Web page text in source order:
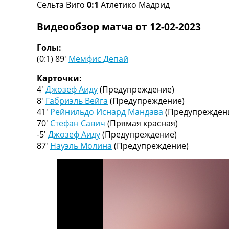
Турниры
Чемпионат Мира
Украина. Премьер-Лига
Лига Чемпионов
Англия. Премьер Лига
Испания. Ла Лига
Другие Турниры >>>
Таблицы
Таблицы групп Чемпионата Мира
Украина. Премьер-Лига
Украина. Первая Лига
Лига Чемпионов. Таблицы групп
Англия. Премьер-Лига
Сельта Виго 0:1 Атлетико Мадрид
Видеообзор матча от 12-02-2023
Голы:
(0:1) 89′ Мемфис Депай
Карточки:
4′ Джозеф Аиду(Предупреждение)
8′ Габриэль Вейга (Предупреждение)
41′ Рейнильдо Иснард Мандава
70′ Стефан Савич (Прямая красная)
-5′ Джозеф Аиду(Предупреждение)
87′ Науэль Молина (Предупреждение)